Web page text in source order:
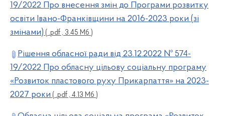
19/2022 Про внесення змін до Програми розвитку
освіти Івано-Франківщини на 2016-2023 роки (зі
змінами) ( .pdf , 3.45 Мб )
Рішення обласної ради від 23.12.2022 № 574-
19/2022 Про обласну цільову соціальну програму
«Розвиток пластового руху Прикарпаття» на 2023-
2027 роки ( .pdf , 4.13 Мб )